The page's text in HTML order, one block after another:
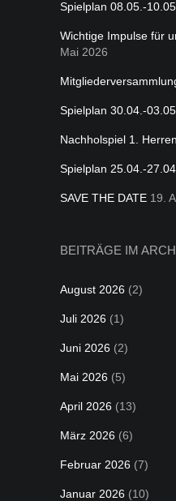
Spielplan 08.05.-
Wichtige Impulse für
Mai 2026
Spielplan 30.04.-
Nachholspiel 1. Herren
Spielplan 25.04.-
SAVE THE DATE 19.
BEITRÄGE IM
August 2026 (2)
Juli 2026 (1)
Juni 2026 (2)
Mai 2026 (5)
April 2026 (13)
März 2026 (6)
Februar 2026 (7)
Januar 2026 (10)